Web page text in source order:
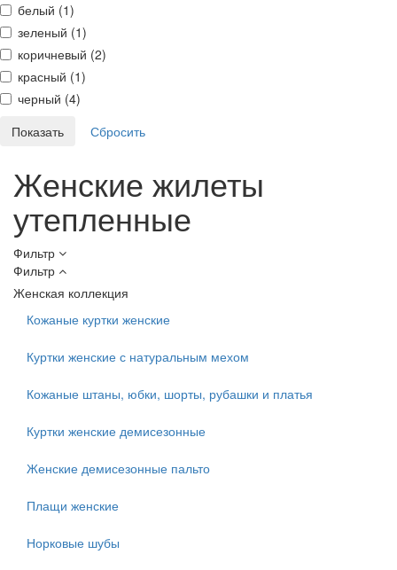
белый (1)
зеленый (1)
коричневый (2)
красный (1)
черный (4)
Женские жилеты
утепленные
Фильтр
Фильтр
Женская коллекция
Кожаные куртки женские
Куртки женские с натуральным мехом
Кожаные штаны, юбки, шорты, рубашки и платья
Куртки женские демисезонные
Женские демисезонные пальто
Плащи женские
Норковые шубы